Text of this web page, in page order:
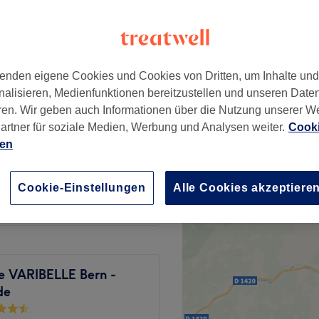
ab CHF 85
ab CHF 25
VARIBELLE Bern -
eigene Cookies und Cookies von Dritten, um Inhalte
Medienfunktionen bereitzustellen und unseren
Wir geben auch Informationen über die Nutzung unserer
für soziale Medien, Werbung und Analysen weiter.
Alle Cookies akzeptieren
Cookie-Einstellungen